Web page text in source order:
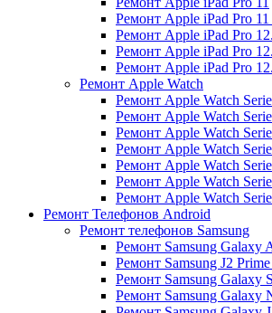
Ремонт Apple iPad Pro
Ремонт Apple iPad Pro
Ремонт Apple iPad Pro
Ремонт Apple iPad Pro
Ремонт Apple Watch
Ремонт Apple Watch
Ремонт Apple Watch
Ремонт Apple Watch
Ремонт Apple Watch
Ремонт Apple Watch
Ремонт Apple Watch
Ремонт Apple Watch
Ремонт Телефонов Android
Ремонт телефонов Samsung
Ремонт Samsung Galaxy
Ремонт Samsung J2
Ремонт Samsung Galaxу
Ремонт Samsung Galaxу